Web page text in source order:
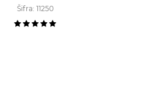
Šifra: 11250